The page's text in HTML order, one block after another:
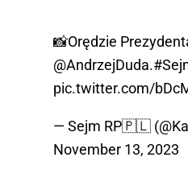
📸Orędzie
@AndrzejDuda.
pic.twitter.com/
— Sejm RP🇵🇱
November 13, 2023